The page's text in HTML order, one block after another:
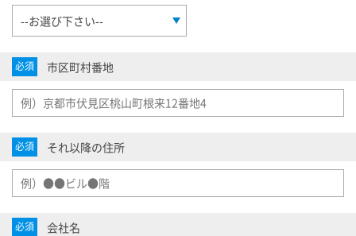
必須 市区町村番地
必須 それ以降の住所
必須 会社名